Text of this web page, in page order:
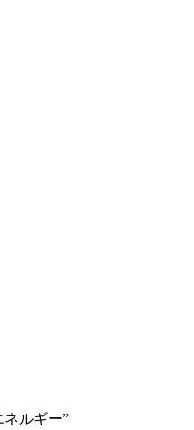
ルギー”